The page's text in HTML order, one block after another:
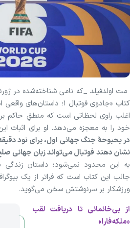
مت اولدفیلد _که نامی شناخته‌شده در
کتاب «جادوی فوتبال ۱؛
اغلب راوی لحظاتی است که منطقِ حاکم
خود را به معجزه می‌دهد. او برای اثبات
در بحبوحهٔ جنگ جهانی اول، برای نود دقیقه
نشان دهند فوتبال می‌تواند زبان جهانی
به این محدود نمی‌شود؛ داستان زندگی
جالب این کتاب است که فراتر از یک
ورزشکار بر سرنوشتش سخن می‌گوید.
از بی‌خانمانی تا دریافت لقب
«ملکه‌فارا»